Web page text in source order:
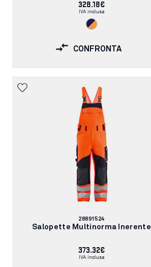
328.18€
IVA inclusa
CONFRONTA
Codice
articolo:
28891524
Salopette Multinorma Inerente
373.32€
IVA inclusa